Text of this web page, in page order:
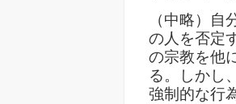
（中略）
の人を否定
の宗教を他
る。しかし
強制的な行